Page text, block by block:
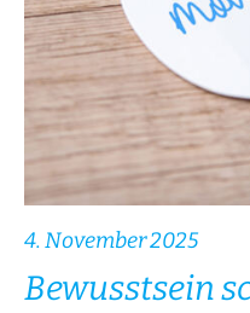
4. November 2025
Bewusstsein